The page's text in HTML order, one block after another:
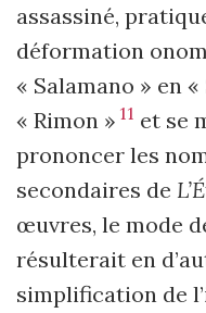
assassiné,
déformation
« Salamano » en
« Rimon » 11 et se
prononcer les
secondaires de
œuvres, le mode
résulterait en
simplification de